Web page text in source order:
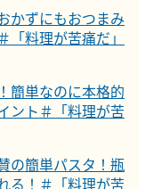
かずにもおつまみ
料理が苦痛だ」
簡単なのに本格的
ント＃「料理が苦
の簡単パスタ！瓶
る！＃「料理が苦